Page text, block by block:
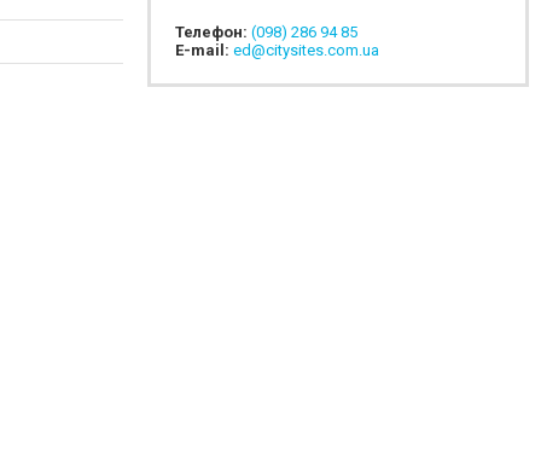
Телефон: (098) 286 94 85
E-mail: ed@citysites.com.ua